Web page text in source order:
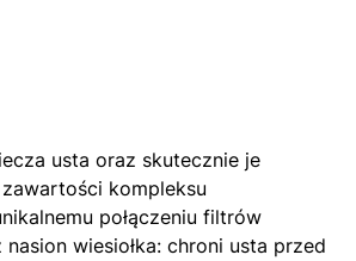
usta oraz skutecznie je
kompleksu
połączeniu filtrów
nasion wiesiołka: chroni usta przed